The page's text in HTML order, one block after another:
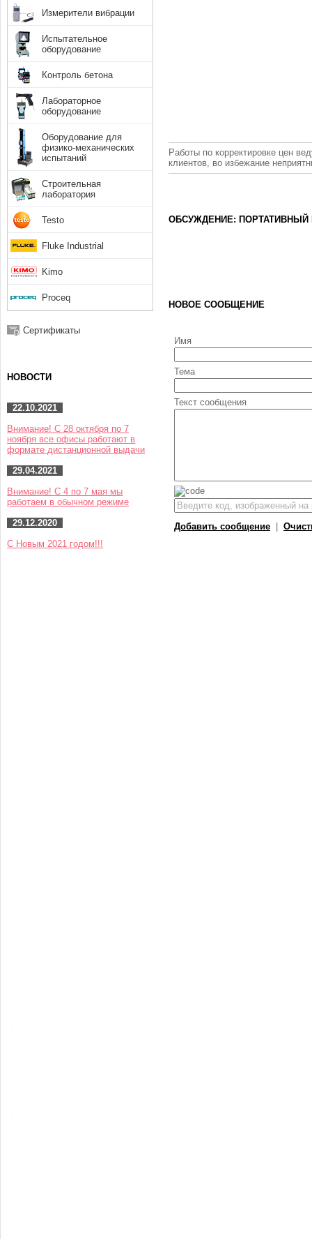
Работы по корректировке цен
клиентов, во избежание
ОБСУЖДЕНИЕ: ПОРТАТИВНЫЙ
НОВОЕ СООБЩЕНИЕ
Имя
Тема
Текст сообщения
Добавить сообщение
Измерители вибрации
Испытательное
оборудование
Контроль бетона
Лабораторное
оборудование
Оборудование для
физико-механических
испытаний
Строительная
лаборатория
Testo
Fluke Industrial
Kimo
Proceq
Сертификаты
НОВОСТИ
22.10.2021
Внимание! С 28 октября по 7
ноября все офисы работают в
формате дистанционной выдачи
29.04.2021
Внимание! С 4 по 7 мая мы
работаем в обычном режиме
29.12.2020
С Новым 2021 годом!!!